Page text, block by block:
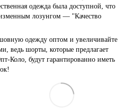
одежда была доступной, что
лозунгом — "Качество
одежду оптом и увеличивайте
ведь шорты, которые предлагает
Коло, будут гарантированно иметь